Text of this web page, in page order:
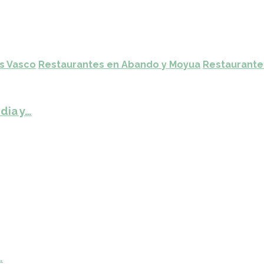
Vasco Restaurantes en Abando y Moyua
y…